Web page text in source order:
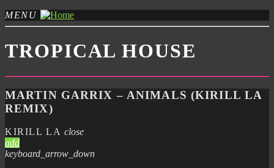
MENU
TROPICAL HOUSE
MARTIN GARRIX – ANIMALS (KIRILL LA
REMIX)
KIRILL LA close
add
keyboard_arrow_down